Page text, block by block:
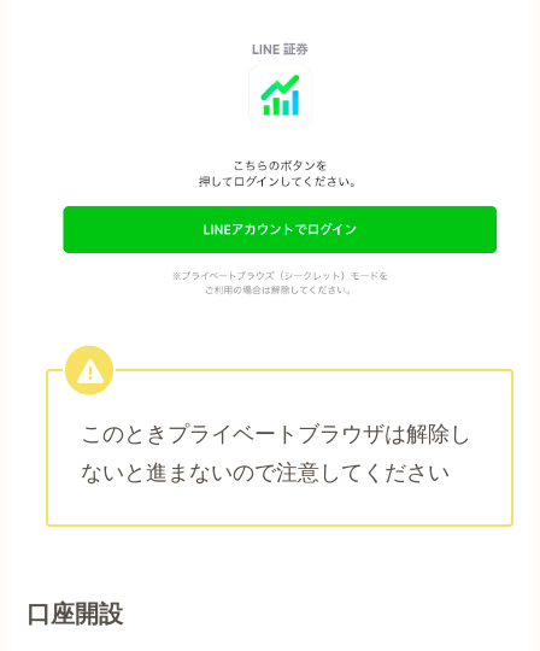
このときプライベートブラウザは解除し
ないと進まないので注意してください
口座開設